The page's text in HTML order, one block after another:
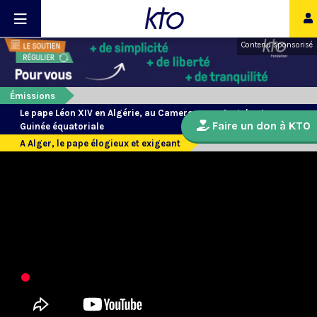
Contenu sponsorisé
Émissions
Le pape Léon XIV en Algérie, au Cameroun, en Angola et en
Guinée équatoriale
A Alger, le pape élogieux et exigeant
Faire un don à KTO